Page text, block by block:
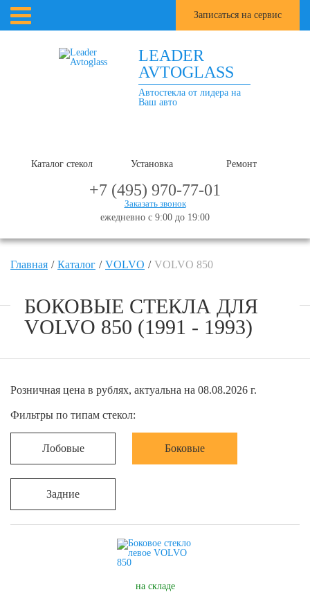
Записаться на сервис
LEADER
AVTOGLASS
Автостекла от лидера на
Ваш авто
Каталог стекол Установка Ремонт
+7 (495) 970-77-01
Заказать звонок
ежедневно с 9:00 до 19:00
Главная Каталог VOLVO VOLVO 850
БОКОВЫЕ СТЕКЛА ДЛЯ
VOLVO 850 (1991 - 1993)
Розничная цена в рублях, актуальна на 08.08.2026 г.
Фильтры по типам стекол:
Лобовые Боковые
Задние
на складе